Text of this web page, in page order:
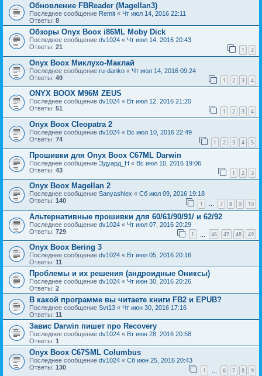
Обновление FBReader (Magellan3)
Последнее сообщение Remit « Чт июл 14, 2016 22:11
Ответы: 8
Обзоры Onyx Boox i86ML Moby Dick
Последнее сообщение dv1024 « Чт июл 14, 2016 20:43
Ответы: 21 1 2
Onyx Boox Миклухо-Маклай
Последнее сообщение ru-danko « Чт июл 14, 2016 09:24
Ответы: 49 1 2 3 4
ONYX BOOX M96M ZEUS
Последнее сообщение dv1024 « Вт июл 12, 2016 21:20
Ответы: 51 1 2 3 4
Onyx Boox Cleopatra 2
Последнее сообщение dv1024 « Вс июл 10, 2016 22:49
Ответы: 74 1 2 3 4 5
Прошивки для Onyx Boox C67ML Darwin
Последнее сообщение Эдуард_Н « Вс июл 10, 2016 19:06
Ответы: 43 1 2 3
Onyx Boox Magellan 2
Последнее сообщение Sanyashlex « Сб июл 09, 2016 19:18
Ответы: 140 1 … 7 8 9 10
Альтернативные прошивки для 60/61/90/91/ и 62/92
Последнее сообщение dv1024 « Чт июл 07, 2016 20:29
Ответы: 729 1 46 47 48 49
Onyx Boox Bering 3
Последнее сообщение dv1024 « Вт июл 05, 2016 20:16
Ответы: 11
Проблемы и их решения (андроидные Ониксы)
Последнее сообщение dv1024 « Чт июн 30, 2016 20:26
Ответы: 2
В какой программе вы читаете книги FB2 и EPUB?
Последнее сообщение Svt13 « Чт июн 30, 2016 17:16
Ответы: 11
Завис Darwin пишет про Recovery
Последнее сообщение dv1024 « Вт июн 28, 2016 20:58
Ответы: 1
Onyx Boox C67SML Columbus
Последнее сообщение dv1024 « Сб июн 25, 2016 20:43
Ответы: 130 1 6 7 8 9